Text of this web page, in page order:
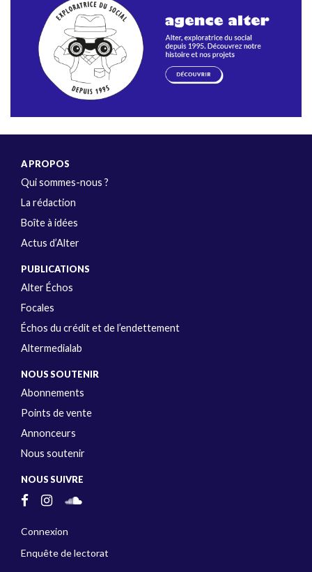
A PROPOS
Qui sommes-nous ?
La rédaction
Boîte à idées
Actus d’Alter
PUBLICATIONS
Alter Échos
Focales
Échos du crédit et de l’endettement
Altermedialab
NOUS SOUTENIR
Abonnements
Points de vente
Annonceurs
Nous soutenir
NOUS SUIVRE
Connexion
Enquête de lectorat